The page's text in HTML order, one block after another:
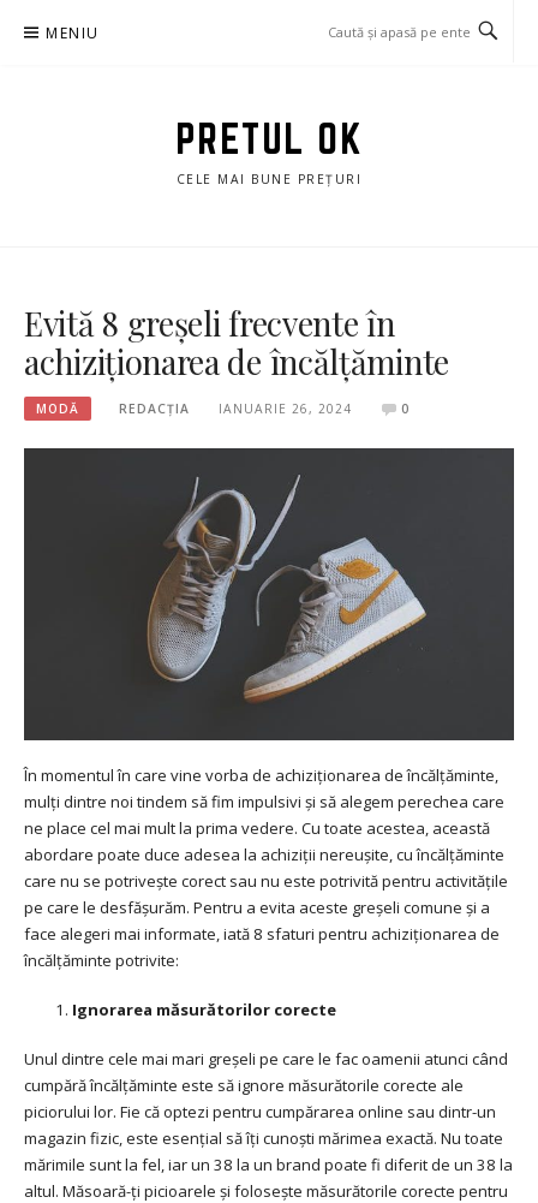
MENIU
PRETUL OK
CELE MAI BUNE PREȚURI
Evită 8 greșeli frecvente în
achiziționarea de încălțăminte
MODĂ REDACȚIA IANUARIE 26, 2024 0
În momentul în care vine vorba de achiziționarea de încălțăminte,
mulți dintre noi tindem să fim impulsivi și să alegem perechea care
ne place cel mai mult la prima vedere. Cu toate acestea, această
abordare poate duce adesea la achiziții nereușite, cu încălțăminte
care nu se potrivește corect sau nu este potrivită pentru activitățile
pe care le desfășurăm. Pentru a evita aceste greșeli comune și a
face alegeri mai informate, iată 8 sfaturi pentru achiziționarea de
încălțăminte potrivite:
Ignorarea măsurătorilor corecte
Unul dintre cele mai mari greșeli pe care le fac oamenii atunci când
cumpără încălțăminte este să ignore măsurătorile corecte ale
piciorului lor. Fie că optezi pentru cumpărarea online sau dintr-un
magazin fizic, este esențial să îți cunoști mărimea exactă. Nu toate
mărimile sunt la fel, iar un 38 la un brand poate fi diferit de un 38 la
altul. Măsoară-ți picioarele și folosește măsurătorile corecte pentru